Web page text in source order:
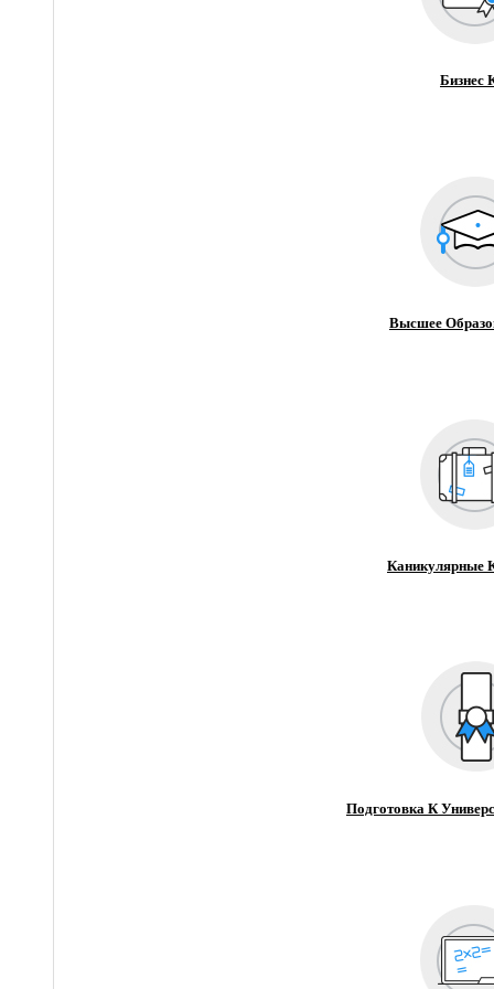
Бизнес
Высшее
Каникулярные
Подготовка К